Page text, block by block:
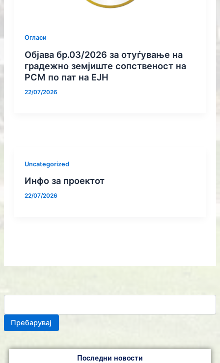
Пребарувај
Последни новости
Огласи
Објава бр.03/2026 за oтуѓување на
градежно земјиште сопственост на
РСМ по пат на ЕЈН
22/07/2026
Uncategorized
Инфо за проектот
22/07/2026